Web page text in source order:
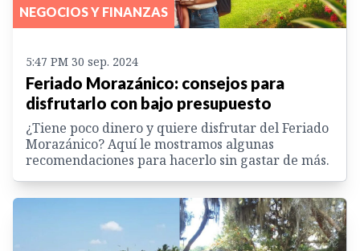
NEGOCIOS Y FINANZAS
5:47 PM 30 sep. 2024
Feriado Morazánico: consejos para
disfrutarlo con bajo presupuesto
¿Tiene poco dinero y quiere disfrutar del Feriado
Morazánico? Aquí le mostramos algunas
recomendaciones para hacerlo sin gastar de más.